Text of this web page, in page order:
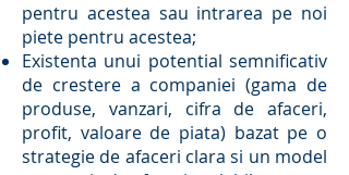
pentru acestea sau intrarea pe noi
piete pentru acestea;
Existenta unui potential semnificativ
de crestere a companiei (gama de
produse, vanzari, cifra de afaceri,
profit, valoare de piata) bazat pe o
strategie de afaceri clara si un model